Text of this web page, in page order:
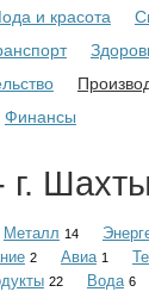
Объявления
и красота
Финансы
г. Шахты
Металл 14
2 Авиа 1
22 Вода 6